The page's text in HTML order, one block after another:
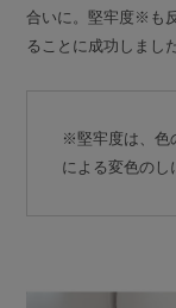
合いに。堅牢度※も
ることに成功しまし
※堅牢度は、色
による変色のし